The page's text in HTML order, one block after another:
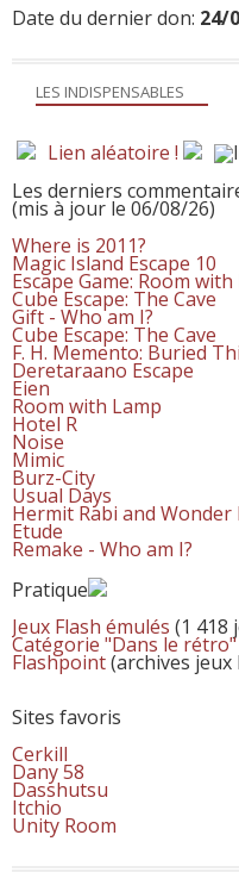
LES INDISPENSABLES
Lien aléatoire !
Les derniers
(mis à jour le 06/08/26)
Where is 2011?
Magic Island Escape 10
Escape Game: Room
Cube Escape: The Cave
Gift - Who am I?
Cube Escape: The Cave
F. H. Memento: Buried
Deretaraano Escape
Eien
Room with Lamp
Hotel R
Noise
Mimic
Burz-City
Usual Days
Hermit Rabi and Wonder
Etude
Remake - Who am I?
Pratique
Jeux Flash émulés (1 418
Catégorie "Dans le rétro"
Flashpoint(archives jeux
Sites favoris
Cerkill
Dany 58
Dasshutsu
Itchio
Unity Room
Date du dernier don: 24/